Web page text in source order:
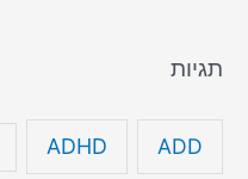
תגיות
ADD
ADHD